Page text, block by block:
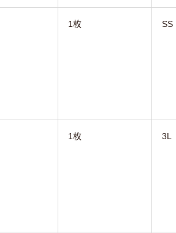
1枚 SS
1枚 3L